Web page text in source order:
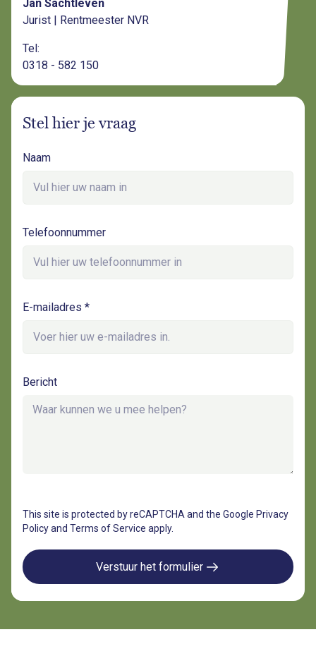
Jan Sachtleven
Jurist | Rentmeester NVR
Tel:
0318 - 582 150
Stel hier je vraag
Naam
Telefoonnummer
E-mailadres *
Bericht
This site is protected by reCAPTCHA and the Google Privacy
Policyand Terms of Service apply.
Verstuur het formulier